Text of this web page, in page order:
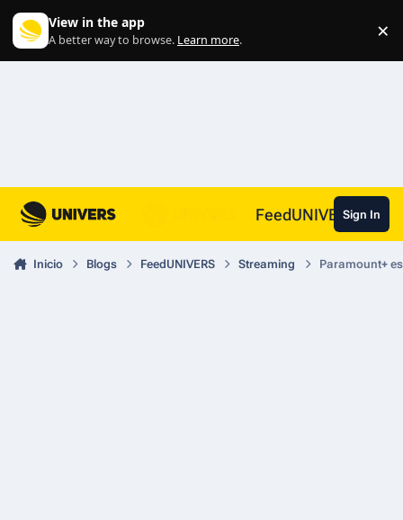
View in the app
A better way to browse. Learn more. ×
FeedUNIVERSSign In
Inicio Blogs FeedUNIVERS Streaming Paramount+